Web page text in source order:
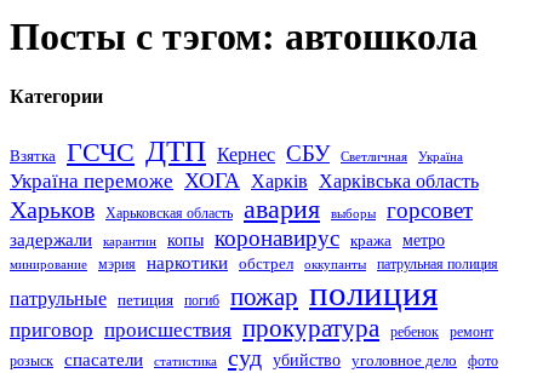
Посты с тэгом: автошкола
Категории
Взятка ГСЧС ДТП Кернес СБУ Светличная Україна
Україна переможе ХОГА Харків Харківська область
Харьков Харьковская область авария выборы горсовет
задержали карантин копы коронавирус кража метро
минирование мэрия наркотики обстрел оккупанты патрульная полиция
патрульные петиция погиб пожар полиция
приговор происшествия прокуратура ребенок
ремонт
розыск
спасатели статистика суд убийство уголовное дело фото